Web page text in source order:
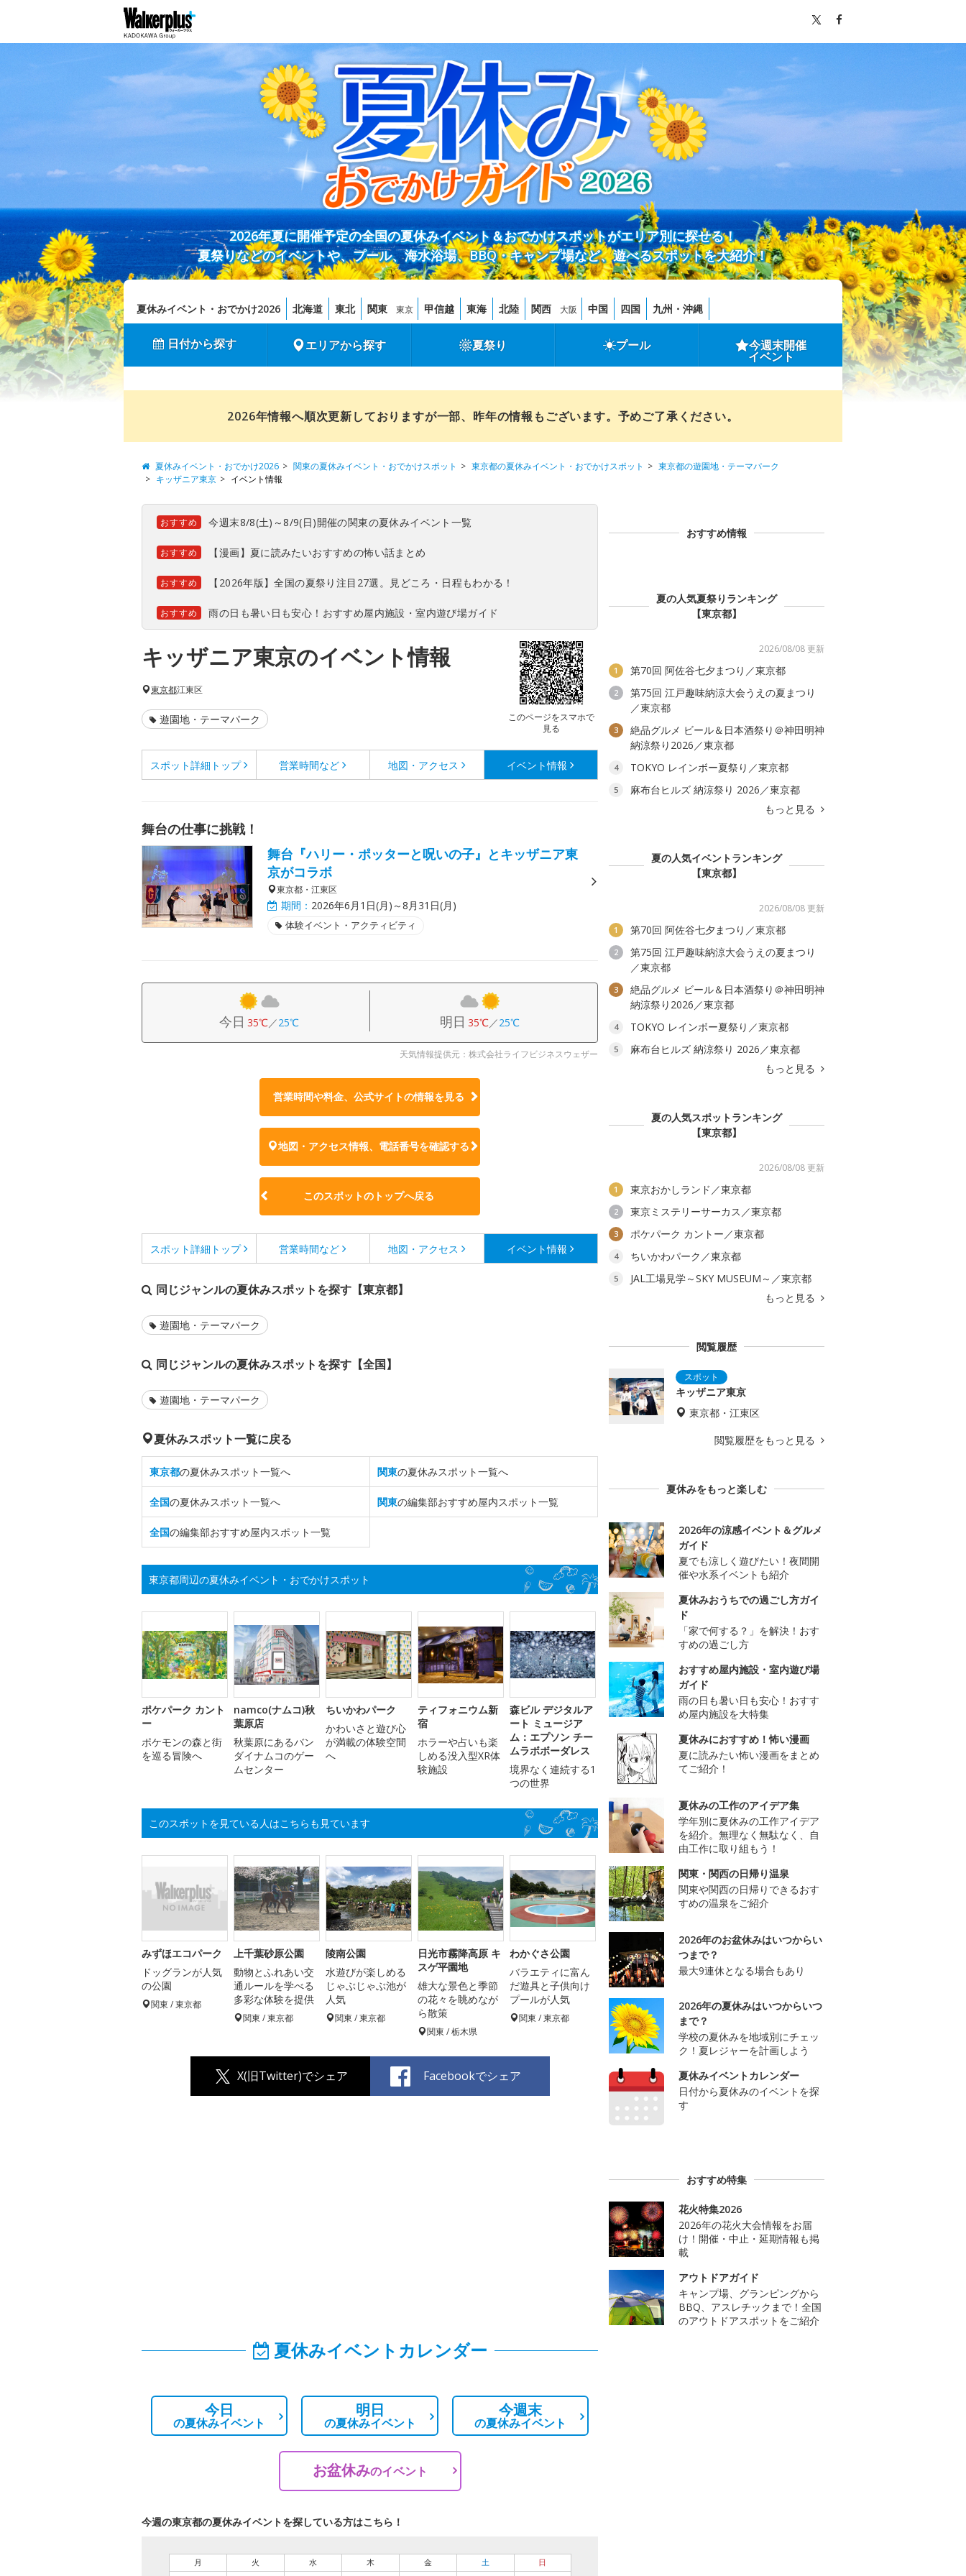
2026年夏に開催予定の全国の夏休みイベント＆おでかけスポットがエリア別に探せる！
夏祭りなどのイベントや、プール、海水浴場、BBQ・キャンプ場など、遊べるスポットを大紹介！
夏休みイベント・おでかけ2026 北海道 東北 関東 東京 甲信越 東海 北陸 関西 大阪 中国 四国 九州・沖縄
日付から探す エリアから探す 夏祭り プール 今週末開催
イベント
2026年情報へ順次更新しておりますが一部、昨年の情報もございます。予めご了承ください。
夏休みイベント・おでかけ2026 関東の夏休みイベント・おでかけスポット 東京都の夏休みイベント・おでかけスポット
東京都の遊園地・テーマパーク
キッザニア東京
イベント情報
おすすめ 今週末8/8(土)～8/9(日)開催の関東の夏休みイベント一覧
おすすめ 【漫画】夏に読みたいおすすめの怖い話まとめ
おすすめ 【2026年版】全国の夏祭り注目27選。見どころ・日程もわかる！
おすすめ 雨の日も暑い日も安心！おすすめ屋内施設・室内遊び場ガイド
キッザニア東京のイベント情報
このページをスマホで
見る
東京都江東区
遊園地・テーマパーク
スポット詳細 トップ 営業時間など 地図・アクセス イベント情報
舞台の仕事に挑戦！
舞台『ハリー・ポッターと呪いの子』とキッザニア東
京がコラボ
東京都・江東区
期間： 2026年6月1日(月)～8月31日(月)
体験イベント・アクティビティ
今日 35℃／25℃ 明日 35℃／25℃
天気情報提供元：株式会社ライフビジネスウェザー
営業時間や料金、公式サイトの情報を見る
地図・アクセス情報、電話番号を確認する
このスポットのトップへ戻る
スポット詳細 トップ 営業時間など 地図・アクセス イベント情報
同じジャンルの夏休みスポットを探す【東京都】
遊園地・テーマパーク
同じジャンルの夏休みスポットを探す【全国】
遊園地・テーマパーク
夏休みスポット一覧に戻る
東京都の夏休みスポット一覧へ 関東の夏休みスポット一覧へ
全国の夏休みスポット一覧へ 関東の編集部おすすめ屋内スポット一覧
全国の編集部おすすめ屋内スポット一覧
東京都周辺の夏休みイベント・おでかけスポット
ポケパーク カント
ー
ポケモンの森と街
を巡る冒険へ
namco(ナムコ)秋
葉原店
秋葉原にあるバン
ダイナムコのゲー
ムセンター
ちいかわパーク
かわいさと遊び心
が満載の体験空間
へ
ティフォニウム新
宿
ホラーや占いも楽
しめる没入型XR体
験施設
森ビル デジタルア
ート ミュージア
ム：エプソン チー
ムラボボーダレス
境界なく連続する1
つの世界
このスポットを見ている人はこちらも見ています
みずほエコパーク
ドッグランが人気
の公園
関東 / 東京都
上千葉砂原公園
動物とふれあい交
通ルールを学べる
多彩な体験を提供
関東 / 東京都
陵南公園
水遊びが楽しめる
じゃぶじゃぶ池が
人気
関東 / 東京都
日光市霧降高原 キ
スゲ平園地
雄大な景色と季節
の花々を眺めなが
ら散策
関東 / 栃木県
わかぐさ公園
バラエティに富ん
だ遊具と子供向け
プールが人気
関東 / 東京都
X(旧Twitter)でシェア Facebookでシェア
夏休みイベントカレンダー
今日
の夏休みイベント
明日
の夏休みイベント
今週末
の夏休みイベント
お盆休みのイベント
今週の東京都の夏休みイベントを探している方はこちら！
月 火 水 木 金 土 日
おすすめ情報
夏の人気夏祭りランキング
【東京都】
2026/08/08 更新
1 第70回 阿佐谷七夕まつり／東京都
2
第75回 江戸趣味納涼大会うえの夏まつり
／東京都
3
絶品グルメ ビール＆日本酒祭り＠神田明神
納涼祭り2026／東京都
4 TOKYO レインボー夏祭り／東京都
5
麻布台ヒルズ 納涼祭り 2026／東京都
もっと見る
夏の人気イベントランキング
【東京都】
2026/08/08 更新
1 第70回 阿佐谷七夕まつり／東京都
2
第75回 江戸趣味納涼大会うえの夏まつり
／東京都
3
絶品グルメ ビール＆日本酒祭り＠神田明神
納涼祭り2026／東京都
4 TOKYO レインボー夏祭り／東京都
5
麻布台ヒルズ 納涼祭り 2026／東京都
もっと見る
夏の人気スポットランキング
【東京都】
2026/08/08 更新
1 東京おかしランド／東京都
2 東京ミステリーサーカス／東京都
3 ポケパーク カントー／東京都
4 ちいかわパーク／東京都
5
JAL工場見学～SKY MUSEUM～／東京都
もっと見る
閲覧履歴
キッザニア東京
東京都・江東区
閲覧履歴をもっと見る
夏休みをもっと楽しむ
2026年の涼感イベント＆グルメ
ガイド
夏でも涼しく遊びたい！夜間開
催や水系イベントも紹介
夏休みおうちでの過ごし方ガイ
ド
「家で何する？」を解決！おす
すめの過ごし方
おすすめ屋内施設・室内遊び場
ガイド
雨の日も暑い日も安心！おすす
め屋内施設を大特集
夏休みにおすすめ！怖い漫画
夏に読みたい怖い漫画をまとめ
てご紹介！
夏休みの工作のアイデア集
学年別に夏休みの工作アイデア
を紹介。無理なく無駄なく、自
由工作に取り組もう！
関東・関西の日帰り温泉
関東や関西の日帰りできるおす
すめの温泉をご紹介
2026年のお盆休みはいつからい
つまで？
最大9連休となる場合もあり
2026年の夏休みはいつからいつ
まで？
学校の夏休みを地域別にチェッ
ク！夏レジャーを計画しよう
夏休みイベントカレンダー
日付から夏休みのイベントを探
す
おすすめ特集
花火特集2026
2026年の花火大会情報をお届
け！開催・中止・延期情報も掲
載
アウトドアガイド
キャンプ場、グランピングから
BBQ、アスレチックまで！全国
のアウトドアスポットをご紹介